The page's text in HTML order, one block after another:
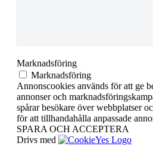
Marknadsföring
Marknadsföring
Annonscookies används för att ge
annonser och
spårar besökare över webbplatser
för att tillhandahålla anpassade
SPARA OCH ACCEPTERA
Drivs med